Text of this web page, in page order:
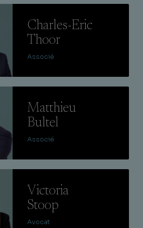
Charles-Eric
Thoor
Associé
Matthieu
Bultel
Associé
Victoria
Stoop
Avocat